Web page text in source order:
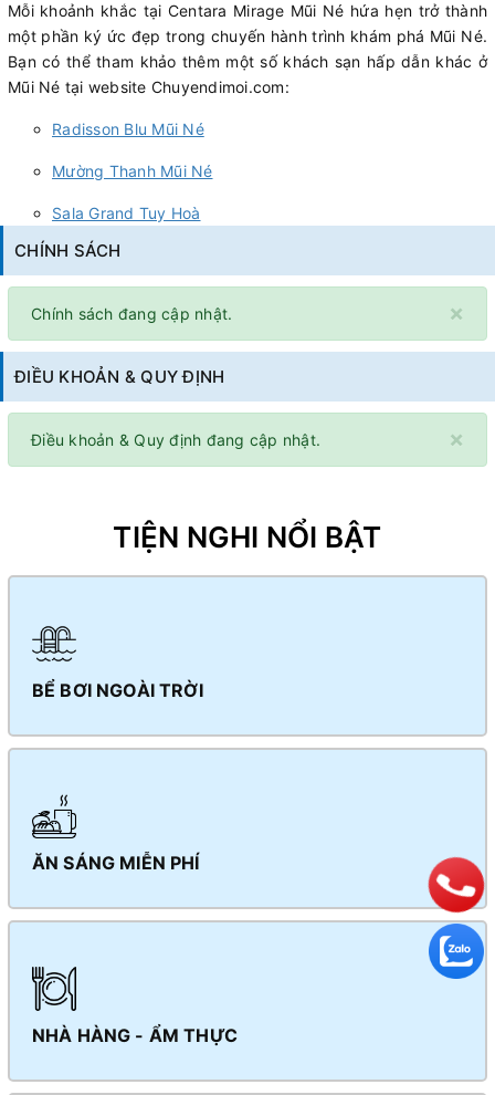
Mỗi khoảnh khắc tại Centara Mirage Mũi Né hứa hẹn trở thành
một phần ký ức đẹp trong chuyến hành trình khám phá Mũi Né.
Bạn có thể tham khảo thêm một số khách sạn hấp dẫn khác ở
Mũi Né tại website Chuyendimoi.com:
Radisson Blu Mũi Né
Mường Thanh Mũi Né
Sala Grand Tuy Hoà
CHÍNH SÁCH
×
Chính sách đang cập nhật.
ĐIỀU KHOẢN & QUY ĐỊNH
×
Điều khoản & Quy định đang cập nhật.
TIỆN NGHI NỔI BẬT
BỂ BƠI NGOÀI TRỜI
ĂN SÁNG MIỄN PHÍ
NHÀ HÀNG - ẨM THỰC